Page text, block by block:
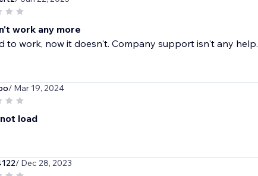
work any more
to work, now it doesn't. Company support isn't any help.
/ Mar 19, 2024
load
/ Dec 28, 2023